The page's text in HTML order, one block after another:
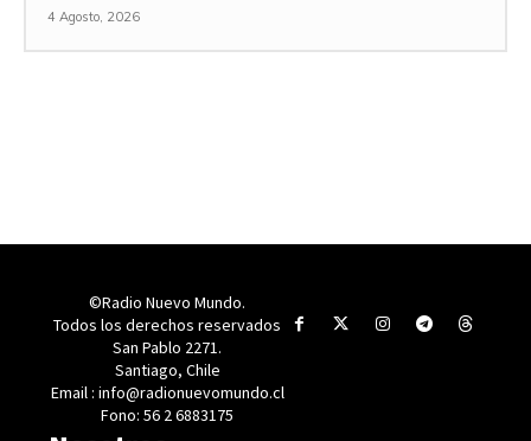
4 Agosto, 2026
©Radio Nuevo Mundo.
Todos los derechos reservados
San Pablo 2271.
Santiago, Chile
Email : info@radionuevomundo.cl
Fono: 56 2 6883175